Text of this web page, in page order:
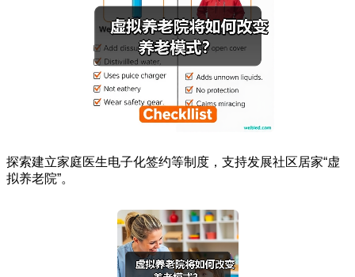
探索建立家庭医生电子化签约等制度，支持发展社区居家“虚
拟养老院”。